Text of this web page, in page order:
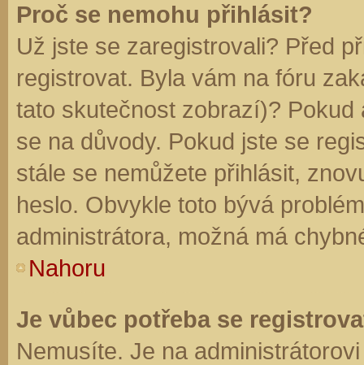
Proč se nemohu přihlásit?
Už jste se zaregistrovali? Před
registrovat. Byla vám na fóru
tato skutečnost zobrazí)?
se na důvody. Pokud jste se
stále se nemůžete přihlásit,
heslo. Obvykle toto bývá
administrátora, možná má
Nahoru
Je vůbec potřeba se
Nemusíte. Je na